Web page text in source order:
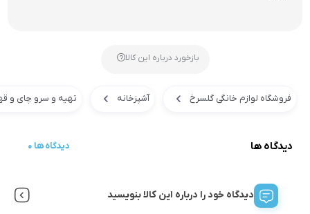
بازخورد درباره این کالا
فروشگاه لوازم خانگی گلسرخ آشپزخانه تهیه و سرو چای و
دیدگاه ها 0 دیدگاه ها
دیدگاه خود را درباره این کالا بنویسید